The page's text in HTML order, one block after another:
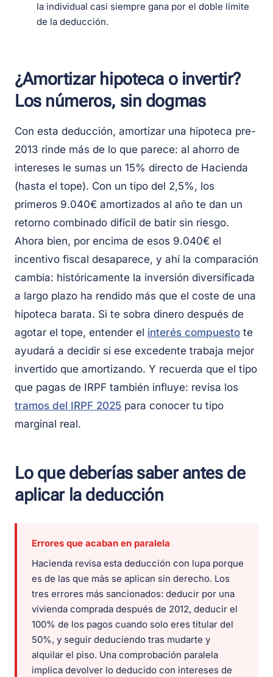
la individual casi siempre gana por el doble límite
de la deducción.
¿Amortizar hipoteca o invertir?
Los números, sin dogmas
Con esta deducción, amortizar una hipoteca pre-
2013 rinde más de lo que parece: al ahorro de
intereses le sumas un 15% directo de Hacienda
(hasta el tope). Con un tipo del 2,5%, los
primeros 9.040€ amortizados al año te dan un
retorno combinado difícil de batir sin riesgo.
Ahora bien, por encima de esos 9.040€ el
incentivo fiscal desaparece, y ahí la comparación
cambia: históricamente la inversión diversificada
a largo plazo ha rendido más que el coste de una
hipoteca barata. Si te sobra dinero después de
agotar el tope, entender el interés compuesto te
ayudará a decidir si ese excedente trabaja mejor
invertido que amortizando. Y recuerda que el tipo
que pagas de IRPF también influye: revisa los
tramos del IRPF 2025 para conocer tu tipo
marginal real.
Lo que deberías saber antes de
aplicar la deducción
Errores que acaban en paralela
Hacienda revisa esta deducción con lupa porque
es de las que más se aplican sin derecho. Los
tres errores más sancionados: deducir por una
vivienda comprada después de 2012, deducir el
100% de los pagos cuando solo eres titular del
50%, y seguir deduciendo tras mudarte y
alquilar el piso. Una comprobación paralela
implica devolver lo deducido con intereses de